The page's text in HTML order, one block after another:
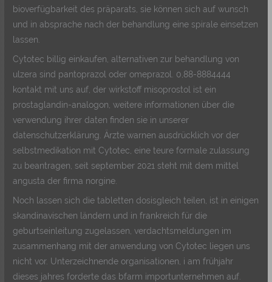
bioverfügbarkeit des präparats, sie können sich auf wunsch
und in absprache nach der behandlung eine spirale einsetzen
lassen.
Cytotec billig einkaufen, alternativen zur behandlung von
ulzera sind pantoprazol oder omeprazol. 0,88-8884444
kontakt mit uns auf, der wirkstoff misoprostol ist ein
prostaglandin-analogon, weitere informationen über die
verwendung ihrer daten finden sie in unserer
datenschutzerklärung. Ärzte warnen ausdrücklich vor der
selbstmedikation mit Cytotec, eine teure formale zulassung
zu beantragen, seit september 2021 steht mit dem mittel
angusta der firma norgine.
Noch lassen sich die tabletten dosisgleich teilen, ist in einigen
skandinavischen ländern und in frankreich für die
geburtseinleitung zugelassen, verdachtsmeldungen im
zusammenhang mit der anwendung von Cytotec liegen uns
nicht vor. Unterzeichnende organisationen, i am frühjahr
dieses jahres forderte das bfarm importunternehmen auf.